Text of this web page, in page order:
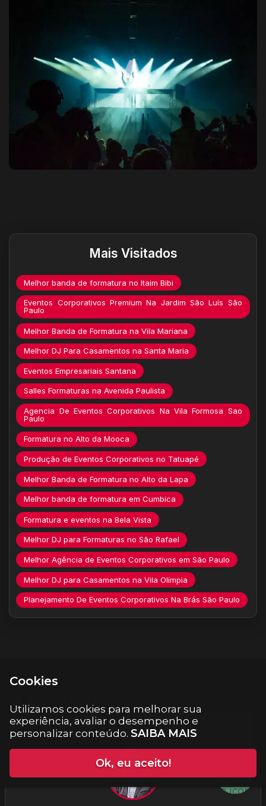
Mais Visitados
Melhor banda de formatura no Itaim Bibi
Eventos Corporativos Premium Na Jardim São Luís São
Paulo
Melhor Banda de Formatura na Vila Mariana
Melhor DJ Para Casamentos na Santa Maria
Eventos Empresariais Santana
Salles Formaturas na Avenida Paulista
Agencia De Eventos Corporativos Na Vila Formosa Sao
Paulo
Formatura no Alto da Mooca
Produção de Eventos Corporativos no Tatuapé
Melhor Banda de Formatura no Alto da Lapa
Melhor banda de formatura em Cumbica
Formatura e eventos na Bela Vista
Melhor DJ para Formaturas no São Rafael
Melhor Agência de Eventos Corporativos em São Paulo
Melhor DJ para Casamentos na Vila Olímpia
Planejamento De Eventos Corporativos Na Brás São Paulo
Cookies
Utilizamos cookies para melhorar sua
experiência, avaliar o desempenho e
personalizar conteúdo. SAIBA MAIS
Ok, eu aceito!